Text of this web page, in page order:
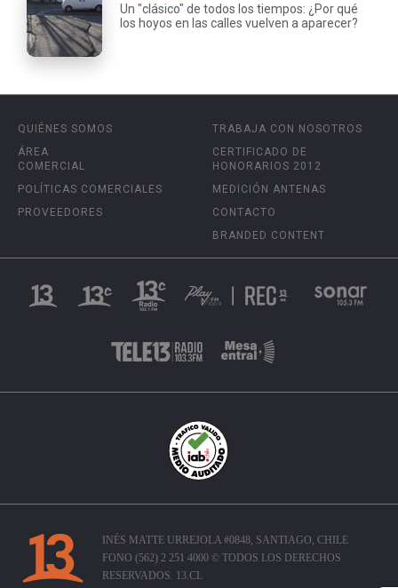
Un "clásico" de todos los tiempos: ¿Por qué
los hoyos en las calles vuelven a aparecer?
QUIÉNES SOMOS
ÁREA
COMERCIAL
POLÍTICAS COMERCIALES
PROVEEDORES
TRABAJA CON NOSOTROS
CERTIFICADO DE
HONORARIOS 2012
MEDICIÓN ANTENAS
CONTACTO
BRANDED CONTENT
INÉS MATTE URREJOLA #0848, SANTIAGO, CHILE
FONO (562) 2 251 4000 © TODOS LOS DERECHOS
RESERVADOS. 13.CL